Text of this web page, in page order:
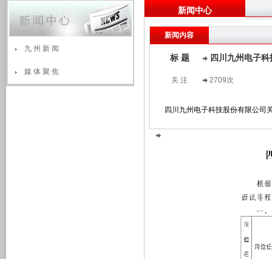
九 州 新 闻
媒 体 聚 焦
新闻中心
新闻内容
标 题 四川九州电子
关 注 2709次
四川九州电子科技股份有限公司